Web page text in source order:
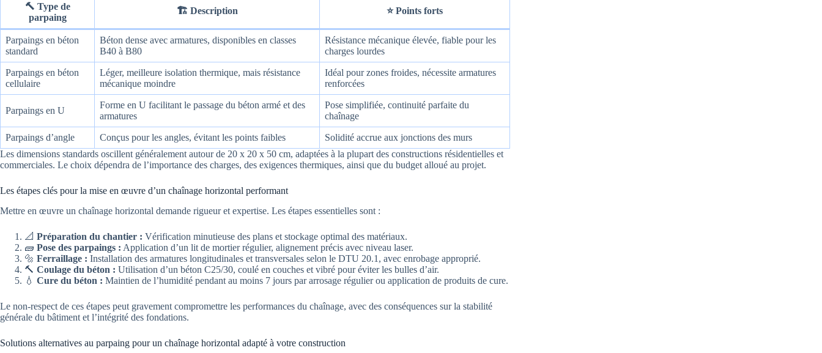
🔨 Type de
parpaing
🏗️ Description ⭐ Points forts
Parpaings en béton
standard
Béton dense avec armatures, disponibles en classes
B40 à B80
Résistance mécanique élevée, fiable pour les
charges lourdes
Parpaings en béton
cellulaire
Léger, meilleure isolation thermique, mais résistance
mécanique moindre
Idéal pour zones froides, nécessite armatures
renforcées
Parpaings en U
Forme en U facilitant le passage du béton armé et des
armatures
Pose simplifiée, continuité parfaite du
chaînage
Parpaings d’angle Conçus pour les angles, évitant les points faibles
Solidité accrue aux jonctions des murs
Les dimensions standards oscillent généralement autour de 20 x 20 x 50 cm, adaptées à la plupart des constructions résidentielles et
commerciales. Le choix dépendra de l’importance des charges, des exigences thermiques, ainsi que du budget alloué au projet.
Les étapes clés pour la mise en œuvre d’un chaînage horizontal performant
Mettre en œuvre un chaînage horizontal demande rigueur et expertise. Les étapes essentielles sont :
📐 Préparation du chantier : Vérification minutieuse des plans et stockage optimal des matériaux.
🧱 Pose des parpaings : Application d’un lit de mortier régulier, alignement précis avec niveau laser.
🔩 Ferraillage : Installation des armatures longitudinales et transversales selon le DTU 20.1, avec enrobage approprié.
🔨 Coulage du béton : Utilisation d’un béton C25/30, coulé en couches et vibré pour éviter les bulles d’air.
💧 Cure du béton : Maintien de l’humidité pendant au moins 7 jours par arrosage régulier ou application de produits de cure.
Le non-respect de ces étapes peut gravement compromettre les performances du chaînage, avec des conséquences sur la stabilité
générale du bâtiment et l’intégrité des fondations.
Solutions alternatives au parpaing pour un chaînage horizontal adapté à votre construction